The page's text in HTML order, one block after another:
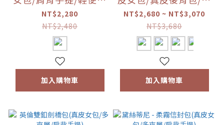
門)
NT$2,280
NT$2,480
加入購物車
巧便攜)
NT$2,680 ~ NT$3,070
NT$3,680
加入購物車